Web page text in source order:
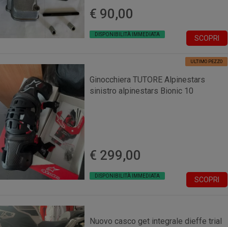
€ 90,00
DISPONIBILITÀ IMMEDIATA SCOPRI
ULTIMO PEZZO
Ginocchiera TUTORE Alpinestars
sinistro alpinestars Bionic 10
€ 299,00
DISPONIBILITÀ IMMEDIATA SCOPRI
Nuovo casco get integrale dieffe trial